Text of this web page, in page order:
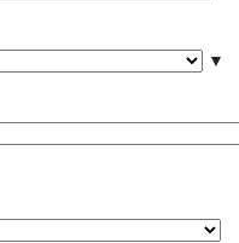
▼